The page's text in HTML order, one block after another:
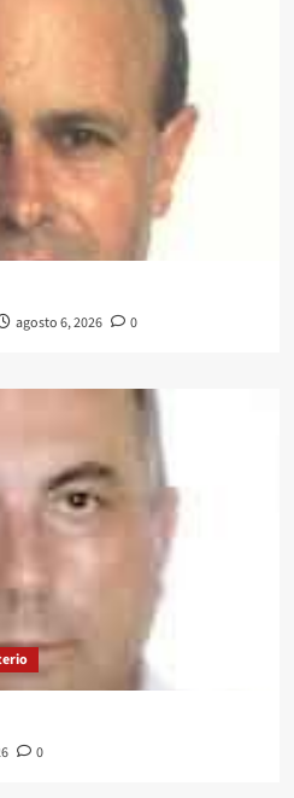
agosto 6, 2026 0
0